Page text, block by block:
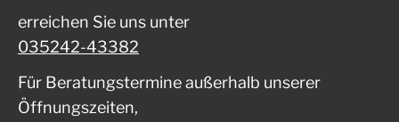
erreichen Sie uns unter
035242-43382
Für Beratungstermine außerhalb unserer
Öffnungszeiten,